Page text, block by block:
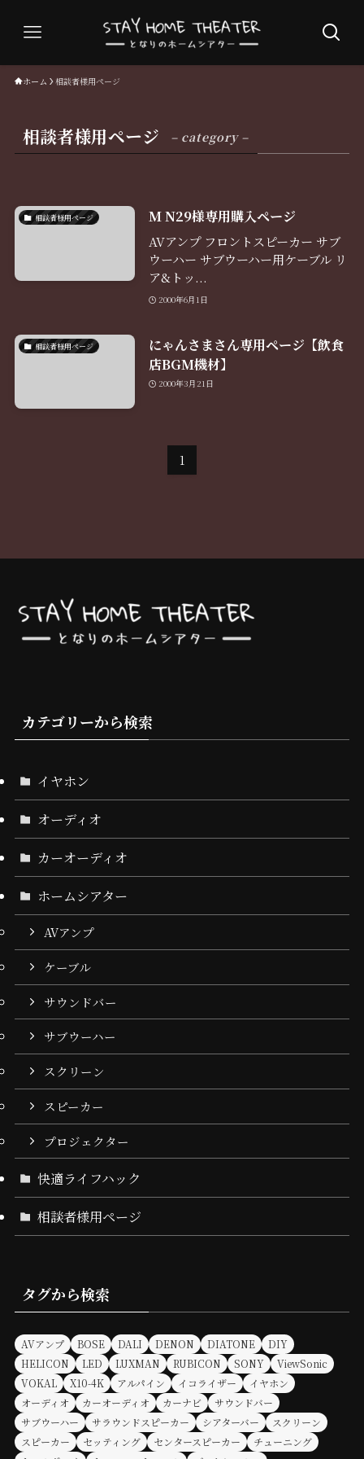
ホーム 相談者様用ページ
相談者様用ページ – category –
相談者様用ページ M N29様専用購入ページ
AVアンプ フロントスピーカー サブ
ウーハー サブウーハー用ケーブル リ
ア&トッ...
2000年6月1日
相談者様用ページ
にゃんさまさん専用ページ【飲食
店BGM機材】
2000年3月21日
1
カテゴリーから検索
イヤホン
オーディオ
カーオーディオ
ホームシアター
AVアンプ
ケーブル
サウンドバー
サブウーハー
スクリーン
スピーカー
プロジェクター
快適ライフハック
相談者様用ページ
タグから検索
AVアンプ BOSE DALI DENON DIATONE
DIY
HELICON
LED LUXMAN RUBICON SONY
ViewSonic
VOKAL
X10-4K アルパイン イコライザー
イヤホン
オーディオ
カーオーディオ カーナビ
サウンドバー
サブウーハー
サラウンドスピーカー シアターバー
スクリーン
スピーカー
セッティング センタースピーカー
チューニング